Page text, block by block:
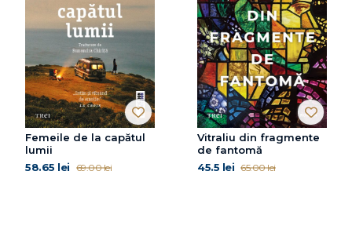
Femeile de la capătul
lumii
58.65 lei 69.00 lei
Vitraliu din fragmente
de fantomă
45.5 lei 65.00 lei